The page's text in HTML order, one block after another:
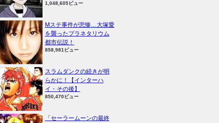
1,048,605ビュー
Mステ事件が悲惨…大塚愛
を襲ったプラネタリウム
都市伝説！
858,981ビュー
スラムダンクの続きが明
らかに！【インターハ
イ・その後】
850,470ビュー
「セーラームーンの最終